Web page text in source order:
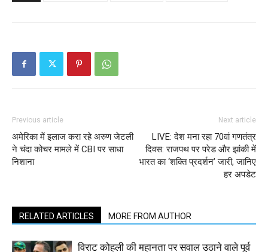
Previous article
अमेरिका में इलाज करा रहे अरुण जेटली
ने चंदा कोचर मामले में CBI पर साधा
निशाना
Next article
LIVE: देश मना रहा 70वां गणतंत्र
दिवस: राजपथ पर परेड और झांकी में
भारत का ‘शक्ति प्रदर्शन’ जारी, जानिए
हर अपडेट
RELATED ARTICLES MORE FROM AUTHOR
विराट कोहली की महानता पर सवाल उठाने वाले पूर्व